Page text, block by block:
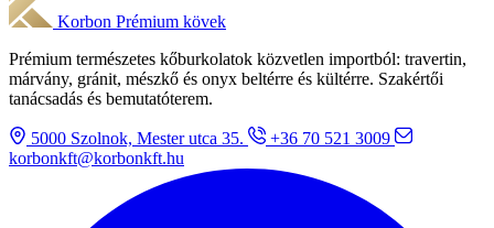
Korbon Prémium kövek
Prémium természetes kőburkolatok közvetlen importból: travertin,
márvány, gránit, mészkő és onyx beltérre és kültérre. Szakértői
tanácsadás és bemutatóterem.
5000 Szolnok, Mester utca 35.
+36 70 521 3009
korbonkft@korbonkft.hu